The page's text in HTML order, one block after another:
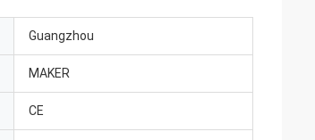
Guangzhou
MAKER
CE